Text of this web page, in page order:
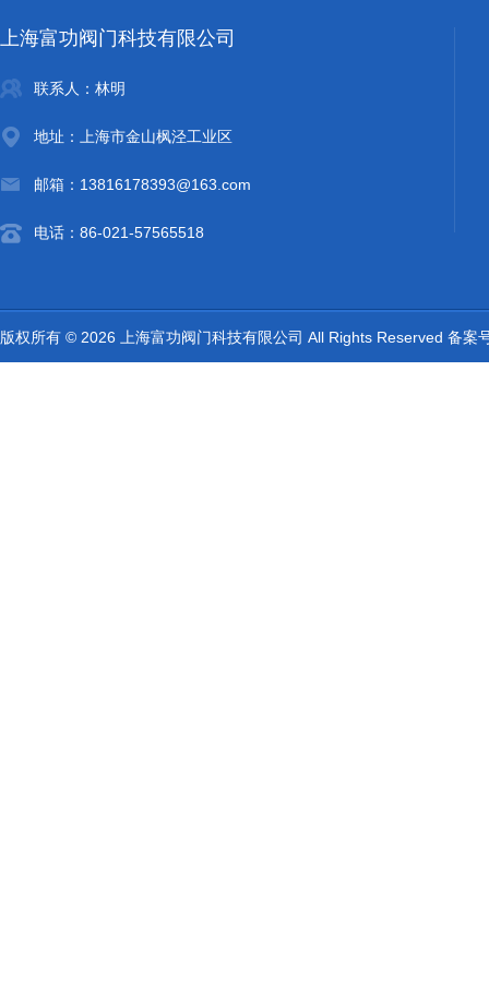
上海富功阀门科技有限公司
联系人：林明
地址：上海市金山枫泾工业区
邮箱：13816178393@163.com
电话：86-021-57565518
版权所有 © 2026 上海富功阀门科技有限公司 All Rights Reserved 备案